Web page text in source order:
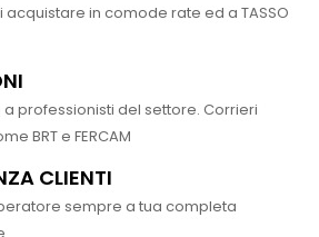
acquistare in comode rate ed a TASSO
professionisti del settore. Corrieri
BRT e FERCAM
CLIENTI
sempre a tua completa